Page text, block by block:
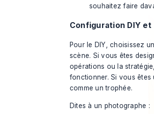
souhaitez faire
Configuration DIY
Pour le DIY, choisissez
scène. Si vous êtes
opérations ou la
fonctionner. Si vous êtes
comme un trophée.
Dites à un photographe :